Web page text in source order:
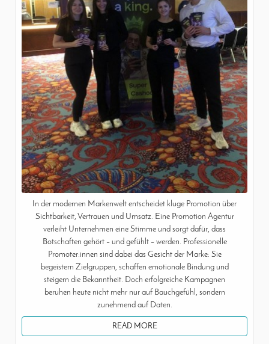
In der modernen Markenwelt entscheidet kluge Promotion über
Sichtbarkeit, Vertrauen und Umsatz. Eine Promotion Agentur
verleiht Unternehmen eine Stimme und sorgt dafür, dass
Botschaften gehört – und gefühlt – werden. Professionelle
Promoter:innen sind dabei das Gesicht der Marke: Sie
begeistern Zielgruppen, schaffen emotionale Bindung und
steigern die Bekanntheit. Doch erfolgreiche Kampagnen
beruhen heute nicht mehr nur auf Bauchgefühl, sondern
zunehmend auf Daten.
READ MORE